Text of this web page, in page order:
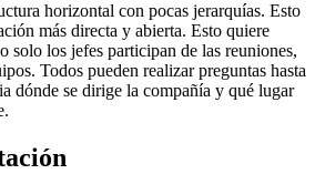
horizontal con pocas jerarquías. Esto
más directa y abierta. Esto quiere
solo los jefes participan de las reuniones,
Todos pueden realizar preguntas hasta
dónde se dirige la compañía y qué lugar